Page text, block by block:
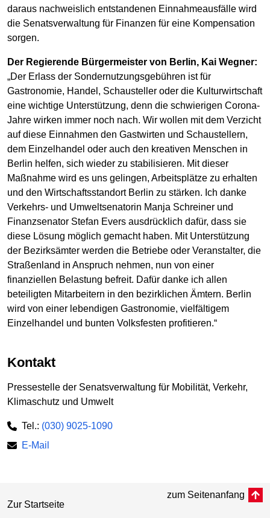
daraus nachweislich entstandenen Einnahmeausfälle wird
die Senatsverwaltung für Finanzen für eine Kompensation
sorgen.
Der Regierende Bürgermeister von Berlin, Kai Wegner:
„Der Erlass der Sondernutzungsgebühren ist für
Gastronomie, Handel, Schausteller oder die Kulturwirtschaft
eine wichtige Unterstützung, denn die schwierigen Corona-
Jahre wirken immer noch nach. Wir wollen mit dem Verzicht
auf diese Einnahmen den Gastwirten und Schaustellern,
dem Einzelhandel oder auch den kreativen Menschen in
Berlin helfen, sich wieder zu stabilisieren. Mit dieser
Maßnahme wird es uns gelingen, Arbeitsplätze zu erhalten
und den Wirtschaftsstandort Berlin zu stärken. Ich danke
Verkehrs- und Umweltsenatorin Manja Schreiner und
Finanzsenator Stefan Evers ausdrücklich dafür, dass sie
diese Lösung möglich gemacht haben. Mit Unterstützung
der Bezirksämter werden die Betriebe oder Veranstalter, die
Straßenland in Anspruch nehmen, nun von einer
finanziellen Belastung befreit. Dafür danke ich allen
beteiligten Mitarbeitern in den bezirklichen Ämtern. Berlin
wird von einer lebendigen Gastronomie, vielfältigem
Einzelhandel und bunten Volksfesten profitieren.“
Kontakt
Pressestelle der Senatsverwaltung für Mobilität, Verkehr,
Klimaschutz und Umwelt
Tel.: (030) 9025-1090
E-Mail
Zur Startseite
zum Seitenanfang